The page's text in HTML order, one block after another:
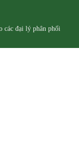
các đại lý phân phối